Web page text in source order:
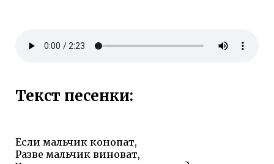
Текст песенки:
Если мальчик конопат,
Разве мальчик виноват,